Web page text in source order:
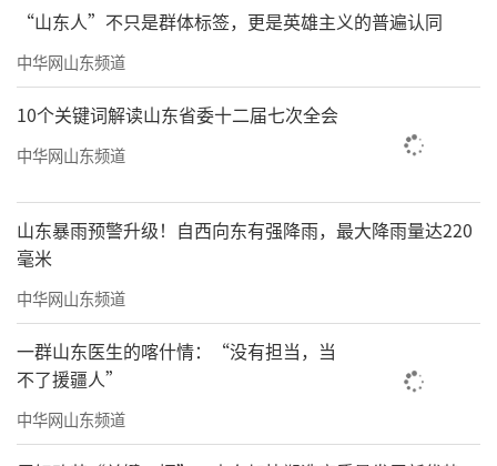
“山东人”不只是群体标签，更是英雄主义的普遍认同
中华网山东频道
10个关键词解读山东省委十二届七次全会
中华网山东频道
山东暴雨预警升级！自西向东有强降雨，最大降雨量达220
毫米
中华网山东频道
一群山东医生的喀什情：“没有担当，当
不了援疆人”
中华网山东频道